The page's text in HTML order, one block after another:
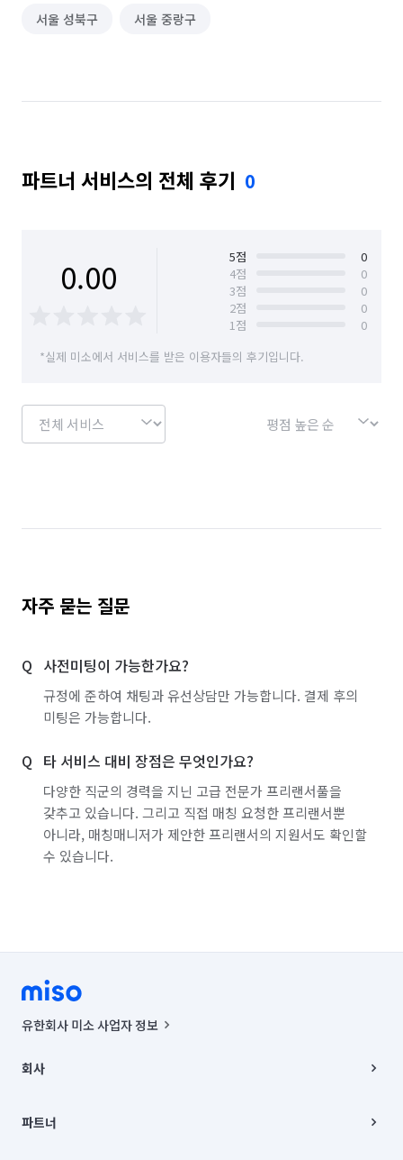
서울 성북구 서울 중랑구
파트너 서비스의 전체 후기 0
0.00 5점
0
4점
0
3점
0
2점
0
1점
0
*실제 미소에서 서비스를 받은 이용자들의 후기입니다.
자주 묻는 질문
사전미팅이 가능한가요?
규정에 준하여 채팅과 유선상담만 가능합니다. 결제 후의
미팅은 가능합니다.
타 서비스 대비 장점은 무엇인가요?
다양한 직군의 경력을 지닌 고급 전문가 프리랜서풀을
갖추고 있습니다. 그리고 직접 매칭 요청한 프리랜서뿐
아니라, 매칭매니저가 제안한 프리랜서의 지원서도 확인할
수 있습니다.
유한회사 미소 사업자 정보
00019 |
주소 | 본사: 서울특별시 종로구 율곡로 6(중학동, 트윈트리빌딩) B동 5층
컨택센터 : 서울특별시 종로구 수송동 율곡로 24, 7층, 8층 미소
회사
채용
파트너